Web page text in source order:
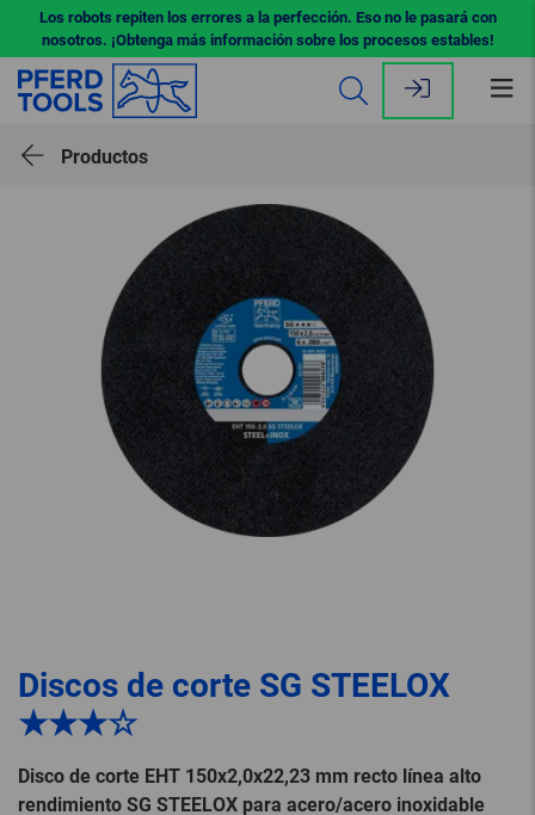
Los robots repiten los errores a la perfección. Eso no le pasará con
nosotros. ¡Obtenga más información sobre los procesos estables!
Productos
Discos de corte SG STEELOX
★★★☆
Disco de corte EHT 150x2,0x22,23 mm recto línea alto
rendimiento SG STEELOX para acero/acero inoxidable